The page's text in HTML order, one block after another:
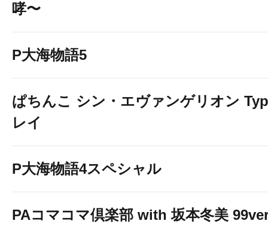
哮〜
P大海物語5
ぱちんこ シン・エヴァンゲリオン
レイ
P大海物語4スペシャル
PAコマコマ倶楽部 with 坂本冬美